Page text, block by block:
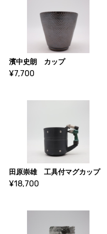
濱中史朗 カップ
¥7,700
田原崇雄 工具付マグカップ
¥18,700